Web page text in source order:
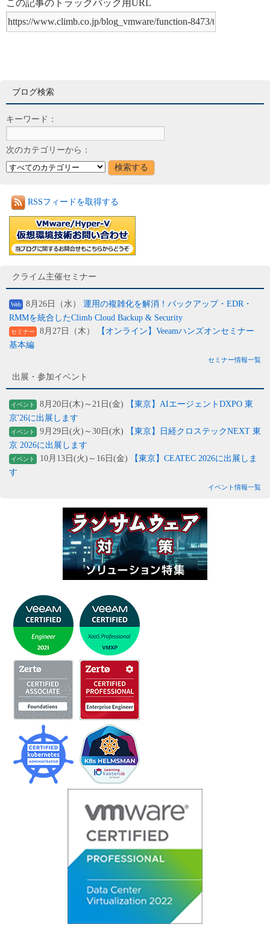
この記事のトラックバック用URL
ブログ検索
キーワード：
次のカテゴリーから：
RSSフィードを取得する
クライム主催セミナー
Web 8月26日（水） 運用の複雑化を解消！バックアップ・EDR・
RMMを統合したClimb Cloud Backup & Security
セミナー 8月27日（木）
【オンライン】Veeamハンズオンセミナー
基本編
セミナー情報一覧
出展・参加イベント
イベント 8月20日(木)～21日(金)
【東京】AIエージェントDXPO 東
京'26に出展します
イベント 9月29日(火)～30日(水)
【東京】日経クロステックNEXT 東
京 2026に出展します
イベント 10月13日(火)～16日(金)
【東京】CEATEC 2026に出展しま
す
イベント情報一覧